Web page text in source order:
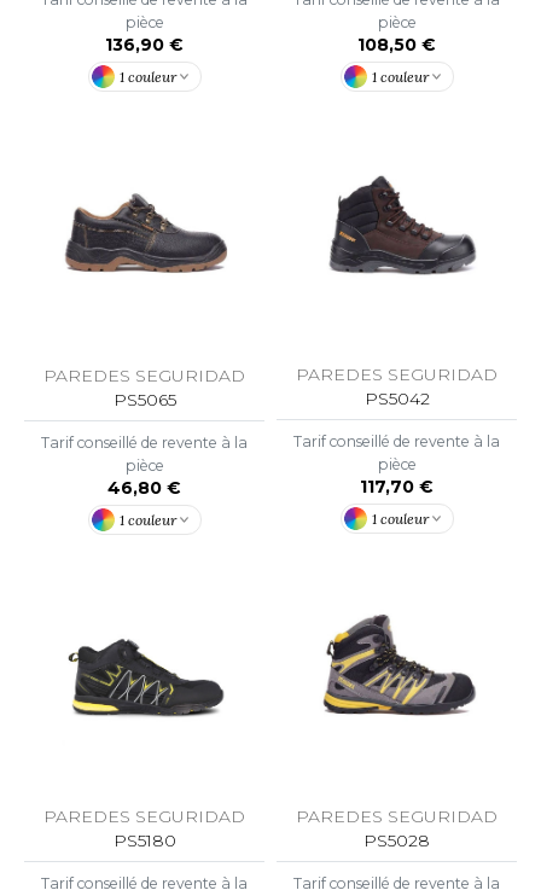
GEN
SEGURIDAD
LEWIS
ATHLETIC®
pièce
136,90 €
1 couleur
pièce
108,50 €
1 couleur
PAREDES SEGURIDAD
PS5065
Tarif conseillé de revente à la
pièce
46,80 €
1 couleur
PAREDES SEGURIDAD
PS5042
Tarif conseillé de revente à la
pièce
117,70 €
1 couleur
PAREDES SEGURIDAD
PS5180
Tarif conseillé de revente à la
PAREDES SEGURIDAD
PS5028
Tarif conseillé de revente à la